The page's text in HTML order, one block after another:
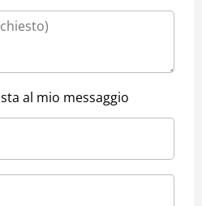
al mio messaggio